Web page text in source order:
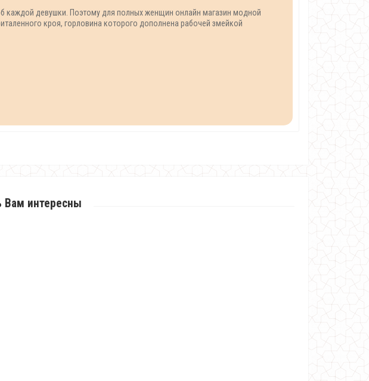
каждой девушки. Поэтому для полных женщин онлайн магазин модной
кроя, горловина которого дополнена рабочей змейкой
Вам интересны